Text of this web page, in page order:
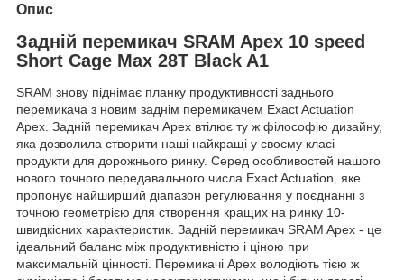
Опис
Задній перемикач SRAM Apex 10 speed
Short Cage Max 28T Black A1
SRAM знову піднімає планку продуктивності заднього
перемикача з новим заднім перемикачем Exact Actuation
Apex. Задній перемикач Apex втілює ту ж філософію дизайну,
яка дозволила створити наші найкращі у своєму класі
продукти для дорожнього ринку. Серед особливостей нашого
нового точного передавального числа Exact Actuation, яке
пропонує найширший діапазон регулювання у поєднанні з
точною геометрією для створення кращих на ринку 10-
швидкісних характеристик. Задній перемикач SRAM Apex - це
ідеальний баланс між продуктивністю і ціною при
максимальній цінності. Перемикачі Apex володіють тією ж